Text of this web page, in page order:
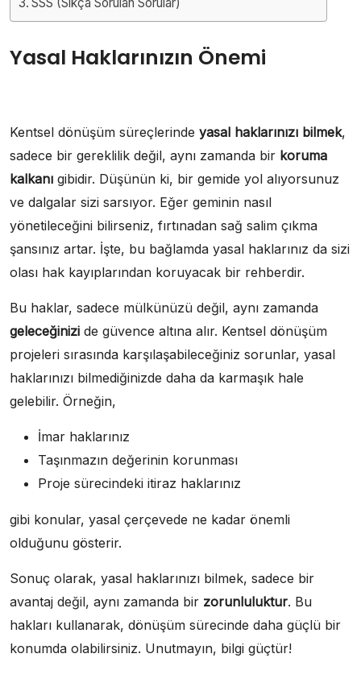
Yasal Haklarınızın Önemi
Kentsel dönüşüm süreçlerinde yasal haklarınızı bilmek,
sadece bir gereklilik değil, aynı zamanda bir koruma
kalkanı gibidir. Düşünün ki, bir gemide yol alıyorsunuz
ve dalgalar sizi sarsıyor. Eğer geminin nasıl
yönetileceğini bilirseniz, fırtınadan sağ salim çıkma
şansınız artar. İşte, bu bağlamda yasal haklarınız da sizi
olası hak kayıplarından koruyacak bir rehberdir.
Bu haklar, sadece mülkünüzü değil, aynı zamanda
geleceğinizi de güvence altına alır. Kentsel dönüşüm
projeleri sırasında karşılaşabileceğiniz sorunlar, yasal
haklarınızı bilmediğinizde daha da karmaşık hale
gelebilir. Örneğin,
İmar haklarınız
Taşınmazın değerinin korunması
Proje sürecindeki itiraz haklarınız
gibi konular, yasal çerçevede ne kadar önemli
olduğunu gösterir.
Sonuç olarak, yasal haklarınızı bilmek, sadece bir
avantaj değil, aynı zamanda bir zorunluluktur. Bu
hakları kullanarak, dönüşüm sürecinde daha güçlü bir
konumda olabilirsiniz. Unutmayın, bilgi güçtür!